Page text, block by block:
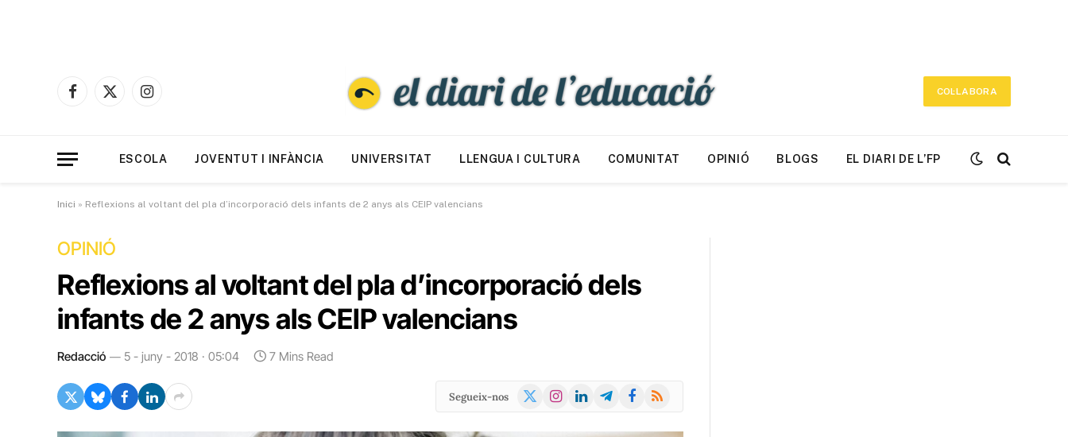
Facebook
X
Instagram
COL·LABORA
ESCOLA JOVENTUT I INFÀNCIA UNIVERSITAT LLENGUA I CULTURA COMUNITAT OPINIÓ BLOGS EL DIARI DE L’FP
Inici » Reflexions al voltant del pla d’incorporació dels infants de 2 anys als CEIP valencians
OPINIÓ
Reflexions al voltant del pla d’incorporació dels
infants de 2 anys als CEIP valencians
Redacció 5 - juny - 2018 · 05:04 7 Mins Read
Segueix-nos
X
Instagram
LinkedInTelegramFacebook
RSS